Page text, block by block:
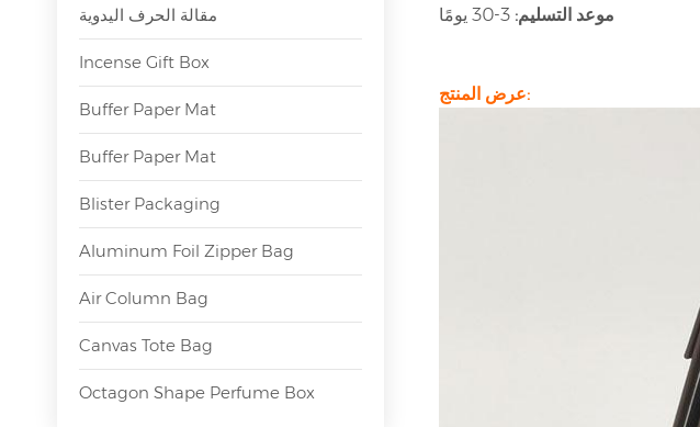
مقالة الحرف اليدوية
Incense Gift Box
Buffer Paper Mat
Buffer Paper Mat
Blister Packaging
Aluminum Foil Zipper Bag
Air Column Bag
Canvas Tote Bag
Octagon Shape Perfume Box
موعد التسليم: 3-30 يومًا
عرض المنتج: